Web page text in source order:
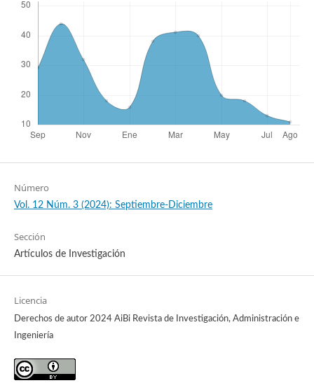
Número
Vol. 12 Núm. 3 (2024): Septiembre-Diciembre
Sección
Artículos de Investigación
Licencia
Derechos de autor 2024 AiBi Revista de Investigación, Administración e
Ingeniería